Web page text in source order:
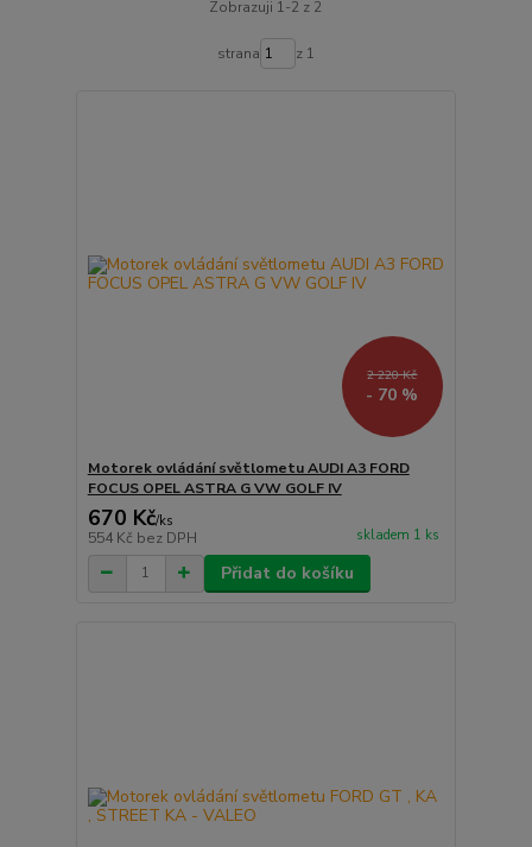
Zobrazuji 1-2 z 2
strana z 1
2 220 Kč
- 70 %
Motorek ovládání světlometu AUDI A3 FORD
FOCUS OPEL ASTRA G VW GOLF IV
670 Kč/ks
554 Kč bez DPH skladem 1 ks
Přidat do košíku